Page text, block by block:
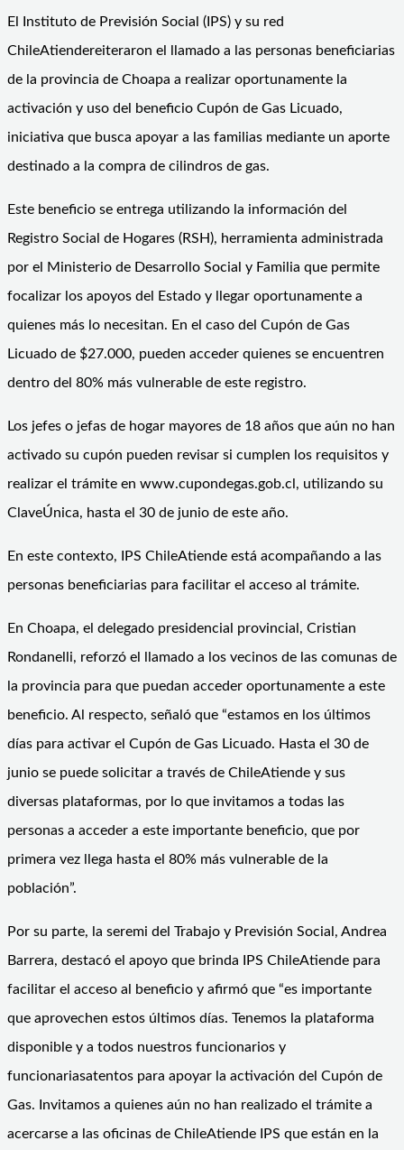
El Instituto de Previsión Social (IPS) y su red
ChileAtiendereiteraron el llamado a las personas beneficiarias
de la provincia de Choapa a realizar oportunamente la
activación y uso del beneficio Cupón de Gas Licuado,
iniciativa que busca apoyar a las familias mediante un aporte
destinado a la compra de cilindros de gas.
Este beneficio se entrega utilizando la información del
Registro Social de Hogares (RSH), herramienta administrada
por el Ministerio de Desarrollo Social y Familia que permite
focalizar los apoyos del Estado y llegar oportunamente a
quienes más lo necesitan. En el caso del Cupón de Gas
Licuado de $27.000, pueden acceder quienes se encuentren
dentro del 80% más vulnerable de este registro.
Los jefes o jefas de hogar mayores de 18 años que aún no han
activado su cupón pueden revisar si cumplen los requisitos y
realizar el trámite en www.cupondegas.gob.cl, utilizando su
ClaveÚnica, hasta el 30 de junio de este año.
En este contexto, IPS ChileAtiende está acompañando a las
personas beneficiarias para facilitar el acceso al trámite.
En Choapa, el delegado presidencial provincial, Cristian
Rondanelli, reforzó el llamado a los vecinos de las comunas de
la provincia para que puedan acceder oportunamente a este
beneficio. Al respecto, señaló que “estamos en los últimos
días para activar el Cupón de Gas Licuado. Hasta el 30 de
junio se puede solicitar a través de ChileAtiende y sus
diversas plataformas, por lo que invitamos a todas las
personas a acceder a este importante beneficio, que por
primera vez llega hasta el 80% más vulnerable de la
población”.
Por su parte, la seremi del Trabajo y Previsión Social, Andrea
Barrera, destacó el apoyo que brinda IPS ChileAtiende para
facilitar el acceso al beneficio y afirmó que “es importante
que aprovechen estos últimos días. Tenemos la plataforma
disponible y a todos nuestros funcionarios y
funcionariasatentos para apoyar la activación del Cupón de
Gas. Invitamos a quienes aún no han realizado el trámite a
acercarse a las oficinas de ChileAtiende IPS que están en la